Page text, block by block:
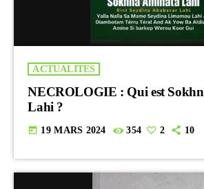
ACTUALITES
NECROLOGIE : Qui est
Lahi ?
today 19 MARS 2024 354 2 10